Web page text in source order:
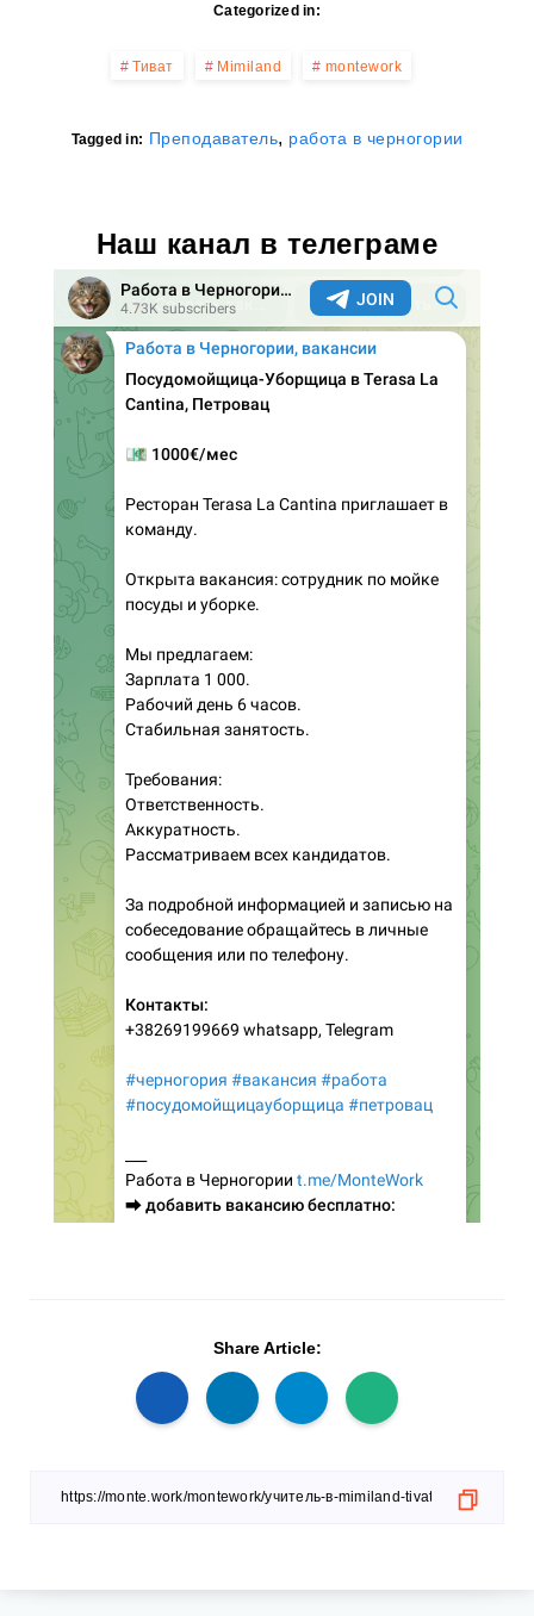
Categorized in:
Тиват Mimiland montework
Tagged in: Преподаватель, работа в черногории
Наш канал в телеграме
Share Article: